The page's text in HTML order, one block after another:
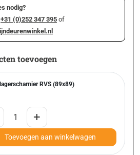
nodig?
+31 (0)252 347 395 of
toevoegen
RVS (89x89)
+
Toevoegen aan winkelwagen